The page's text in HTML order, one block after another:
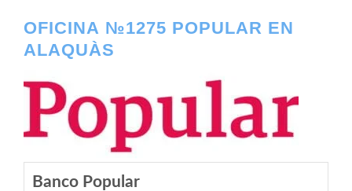
OFICINA №1275 POPULAR EN
ALAQUÀS
Banco Popular